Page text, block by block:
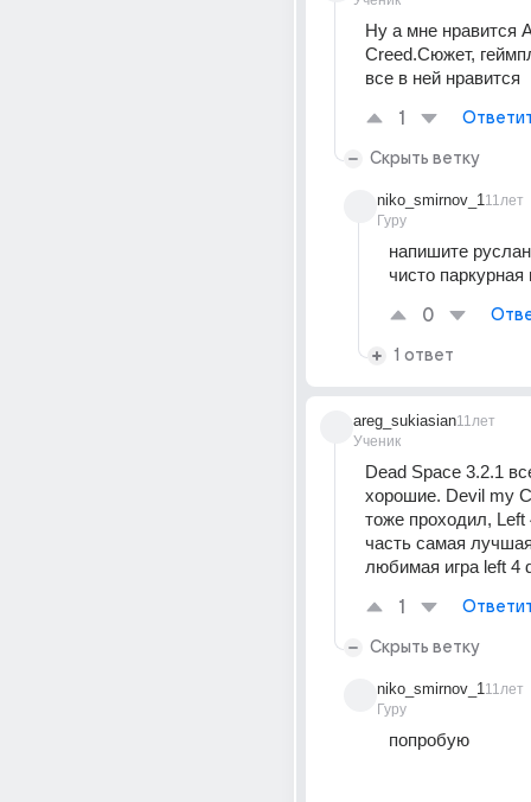
Ну а мне нравится
Creed.Сюжет,
все в ней нравится
1
Скрыть ветку
niko_smirnov_1
Гуру
11лет
напишите
чисто паркурная
0
1 ответ
areg_sukiasian
Ученик
11лет
Dead Space 3.2.1
хорошие. Devil my
тоже проходил, Left
часть самая
любимая игра left 4
1
Скрыть ветку
niko_smirnov_1
Гуру
11лет
попробую